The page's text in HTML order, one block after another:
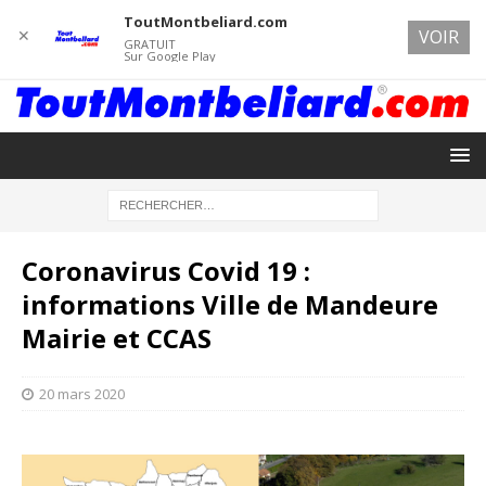
Coronavirus Covid 19 :
informations Ville de Mandeure
Mairie et CCAS
20 mars 2020
✕
ToutMontbeliard.com
GRATUIT
Sur Google Play
VOIR